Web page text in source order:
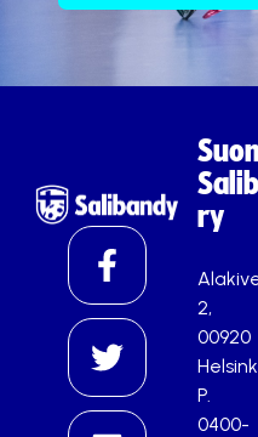
ry
2,
00920
P.
0400-